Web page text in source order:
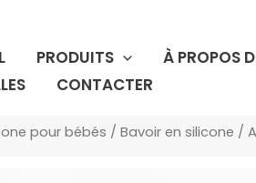
PRODUITS À PROPOS
CONTACTER
pour bébés / Bavoir en silicone /